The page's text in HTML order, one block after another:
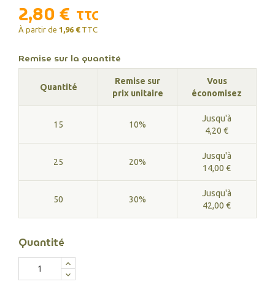
2,80 € TTC
À partir de 1,96 € TTC
Remise sur la quantité
Quantité
Remise sur
prix unitaire
Vous
économisez
15 10%
Jusqu'à
4,20 €
25 20%
Jusqu'à
14,00 €
50 30%
Jusqu'à
42,00 €
Quantité